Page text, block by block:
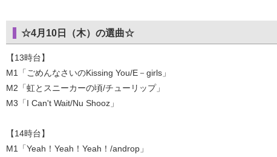
☆4月10日（木）の選曲☆
【13時台】
M1「ごめんなさいのKissing You/E－girls」
M2「虹とスニーカーの頃/チューリップ」
M3「I Can't Wait/Nu Shooz」
【14時台】
M1「Yeah！Yeah！Yeah！/androp」